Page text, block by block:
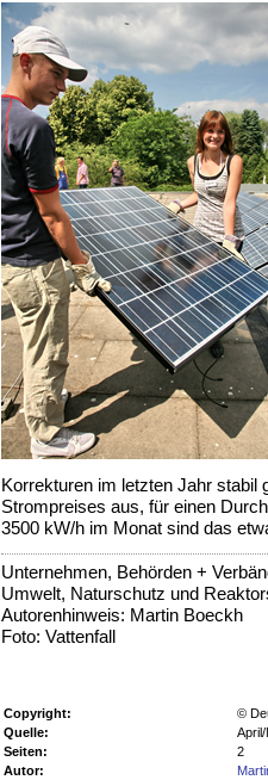
Korrekturen im letzten Jahr stabil
Strompreises aus, für einen
3500 kW/h im Monat sind das
Unternehmen, Behörden +
Umwelt, Naturschutz und
Autorenhinweis: Martin Boeckh
Foto: Vattenfall
Copyright:
©
Quelle:
Seiten:
2
Autor: